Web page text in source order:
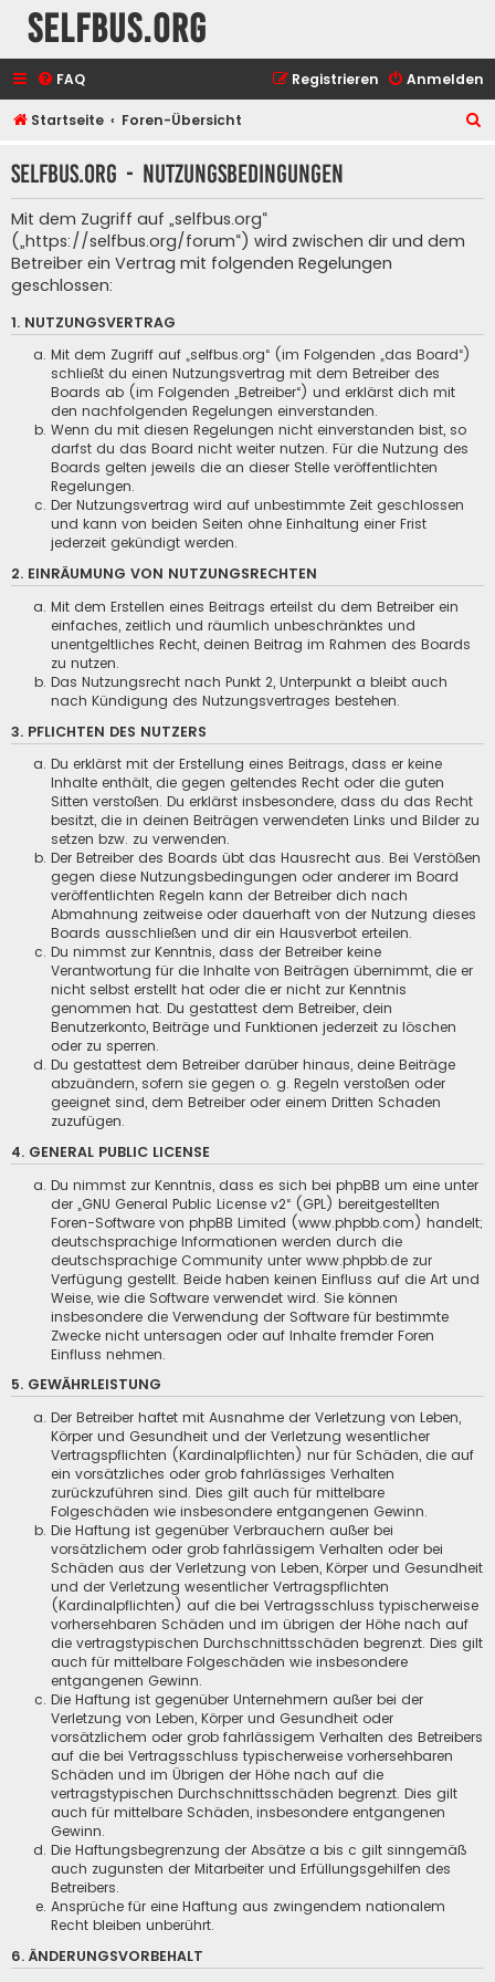
selfbus.org
FAQ Anmelden
Registrieren
Startseite Foren-Übersicht
h
selfbus.org - Nutzungsbedingungen
Mit dem Zugriff auf „selfbus.org“
(„https://selfbus.org/forum“) wird zwischen dir und dem
Betreiber ein Vertrag mit folgenden Regelungen
geschlossen:
1. NUTZUNGSVERTRAG
Mit dem Zugriff auf „selfbus.org“ (im Folgenden „das Board“)
schließt du einen Nutzungsvertrag mit dem Betreiber des
Boards ab (im Folgenden „Betreiber“) und erklärst dich mit
den nachfolgenden Regelungen einverstanden.
Wenn du mit diesen Regelungen nicht einverstanden bist, so
darfst du das Board nicht weiter nutzen. Für die Nutzung des
Boards gelten jeweils die an dieser Stelle veröffentlichten
Regelungen.
Der Nutzungsvertrag wird auf unbestimmte Zeit geschlossen
und kann von beiden Seiten ohne Einhaltung einer Frist
jederzeit gekündigt werden.
2. EINRÄUMUNG VON NUTZUNGSRECHTEN
Mit dem Erstellen eines Beitrags erteilst du dem Betreiber ein
einfaches, zeitlich und räumlich unbeschränktes und
unentgeltliches Recht, deinen Beitrag im Rahmen des Boards
zu nutzen.
Das Nutzungsrecht nach Punkt 2, Unterpunkt a bleibt auch
nach Kündigung des Nutzungsvertrages bestehen.
3. PFLICHTEN DES NUTZERS
Du erklärst mit der Erstellung eines Beitrags, dass er keine
Inhalte enthält, die gegen geltendes Recht oder die guten
Sitten verstoßen. Du erklärst insbesondere, dass du das Recht
besitzt, die in deinen Beiträgen verwendeten Links und Bilder zu
setzen bzw. zu verwenden.
Der Betreiber des Boards übt das Hausrecht aus. Bei Verstößen
gegen diese Nutzungsbedingungen oder anderer im Board
veröffentlichten Regeln kann der Betreiber dich nach
Abmahnung zeitweise oder dauerhaft von der Nutzung dieses
Boards ausschließen und dir ein Hausverbot erteilen.
Du nimmst zur Kenntnis, dass der Betreiber keine
Verantwortung für die Inhalte von Beiträgen übernimmt, die er
nicht selbst erstellt hat oder die er nicht zur Kenntnis
genommen hat. Du gestattest dem Betreiber, dein
Benutzerkonto, Beiträge und Funktionen jederzeit zu löschen
oder zu sperren.
Du gestattest dem Betreiber darüber hinaus, deine Beiträge
abzuändern, sofern sie gegen o. g. Regeln verstoßen oder
geeignet sind, dem Betreiber oder einem Dritten Schaden
zuzufügen.
4. GENERAL PUBLIC LICENSE
Du nimmst zur Kenntnis, dass es sich bei phpBB um eine unter
der „GNU General Public License v2“ (GPL) bereitgestellten
Foren-Software von phpBB Limited (www.phpbb.com) handelt;
deutschsprachige Informationen werden durch die
deutschsprachige Community unter www.phpbb.de zur
Verfügung gestellt. Beide haben keinen Einfluss auf die Art und
Weise, wie die Software verwendet wird. Sie können
insbesondere die Verwendung der Software für bestimmte
Zwecke nicht untersagen oder auf Inhalte fremder Foren
Einfluss nehmen.
5. GEWÄHRLEISTUNG
Der Betreiber haftet mit Ausnahme der Verletzung von Leben,
Körper und Gesundheit und der Verletzung wesentlicher
Vertragspflichten (Kardinalpflichten) nur für Schäden, die auf
ein vorsätzliches oder grob fahrlässiges Verhalten
zurückzuführen sind. Dies gilt auch für mittelbare
Folgeschäden wie insbesondere entgangenen Gewinn.
Die Haftung ist gegenüber Verbrauchern außer bei
vorsätzlichem oder grob fahrlässigem Verhalten oder bei
Schäden aus der Verletzung von Leben, Körper und Gesundheit
und der Verletzung wesentlicher Vertragspflichten
(Kardinalpflichten) auf die bei Vertragsschluss typischerweise
vorhersehbaren Schäden und im übrigen der Höhe nach auf
die vertragstypischen Durchschnittsschäden begrenzt. Dies gilt
auch für mittelbare Folgeschäden wie insbesondere
entgangenen Gewinn.
Die Haftung ist gegenüber Unternehmern außer bei der
Verletzung von Leben, Körper und Gesundheit oder
vorsätzlichem oder grob fahrlässigem Verhalten des Betreibers
auf die bei Vertragsschluss typischerweise vorhersehbaren
Schäden und im Übrigen der Höhe nach auf die
vertragstypischen Durchschnittsschäden begrenzt. Dies gilt
auch für mittelbare Schäden, insbesondere entgangenen
Gewinn.
Die Haftungsbegrenzung der Absätze a bis c gilt sinngemäß
auch zugunsten der Mitarbeiter und Erfüllungsgehilfen des
Betreibers.
Ansprüche für eine Haftung aus zwingendem nationalem
Recht bleiben unberührt.
6. ÄNDERUNGSVORBEHALT